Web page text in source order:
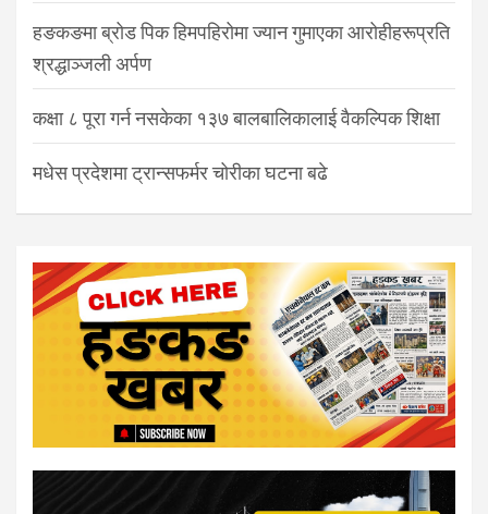
हङकङमा ब्रोड पिक हिमपहिरोमा ज्यान गुमाएका आरोहीहरूप्रति
श्रद्धाञ्जली अर्पण
कक्षा ८ पूरा गर्न नसकेका १३७ बालबालिकालाई वैकल्पिक शिक्षा
मधेस प्रदेशमा ट्रान्सफर्मर चोरीका घटना बढे